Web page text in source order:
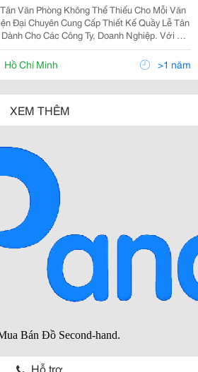
Văn Phòng Không Thể Thiếu Cho Mỗi Văn
Kế Quầy Lễ Tân
Cho Các Công Ty, Doanh Nghiệp. Với Vật
Quầy Giao Dịch:
Tân , Quầy Bar, Quầy Khách Sạn
Hồ Chí Minh >1 năm
XEM THÊM
Hỗ trợ